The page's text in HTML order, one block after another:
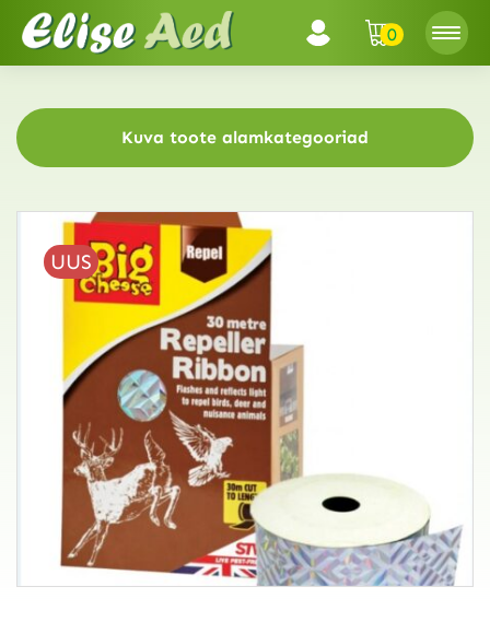
0
Kuva toote alamkategooriad
UUS